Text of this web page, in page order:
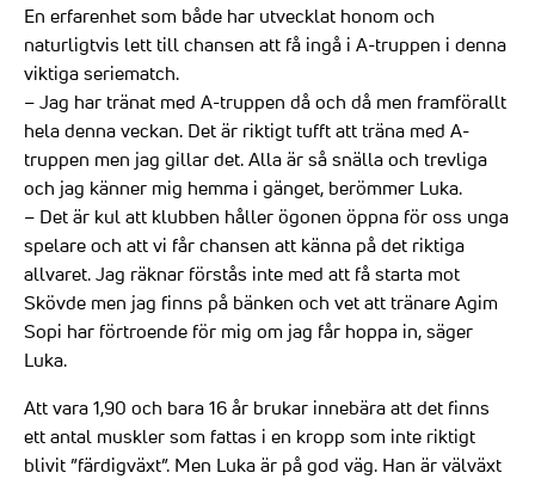
En erfarenhet som både har utvecklat honom och
naturligtvis lett till chansen att få ingå i A-truppen i denna
viktiga seriematch.
– Jag har tränat med A-truppen då och då men framförallt
hela denna veckan. Det är riktigt tufft att träna med A-
truppen men jag gillar det. Alla är så snälla och trevliga
och jag känner mig hemma i gänget, berömmer Luka.
– Det är kul att klubben håller ögonen öppna för oss unga
spelare och att vi får chansen att känna på det riktiga
allvaret. Jag räknar förstås inte med att få starta mot
Skövde men jag finns på bänken och vet att tränare Agim
Sopi har förtroende för mig om jag får hoppa in, säger
Luka.
Att vara 1,90 och bara 16 år brukar innebära att det finns
ett antal muskler som fattas i en kropp som inte riktigt
blivit ”färdigväxt”. Men Luka är på god väg. Han är välväxt